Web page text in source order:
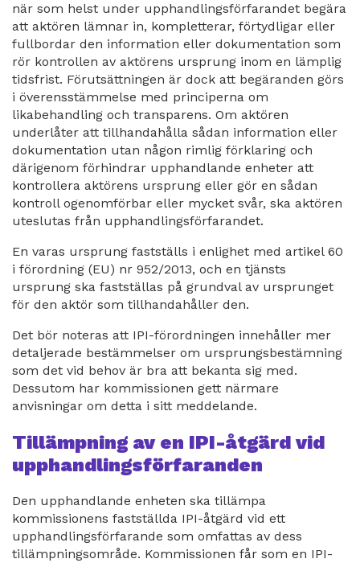
när som helst under upphandlingsförfarandet begära
att aktören lämnar in, kompletterar, förtydligar eller
fullbordar den information eller dokumentation som
rör kontrollen av aktörens ursprung inom en lämplig
tidsfrist. Förutsättningen är dock att begäranden görs
i överensstämmelse med principerna om
likabehandling och transparens. Om aktören
underlåter att tillhandahålla sådan information eller
dokumentation utan någon rimlig förklaring och
därigenom förhindrar upphandlande enheter att
kontrollera aktörens ursprung eller gör en sådan
kontroll ogenomförbar eller mycket svår, ska aktören
uteslutas från upphandlingsförfarandet.
En varas ursprung fastställs i enlighet med artikel 60
i förordning (EU) nr 952/2013, och en tjänsts
ursprung ska fastställas på grundval av ursprunget
för den aktör som tillhandahåller den.
Det bör noteras att IPI-förordningen innehåller mer
detaljerade bestämmelser om ursprungsbestämning
som det vid behov är bra att bekanta sig med.
Dessutom har kommissionen gett närmare
anvisningar om detta i sitt meddelande.
Tillämpning av en IPI-åtgärd vid
upphandlingsförfaranden
Den upphandlande enheten ska tillämpa
kommissionens fastställda IPI-åtgärd vid ett
upphandlingsförfarande som omfattas av dess
tillämpningsområde. Kommissionen får som en IPI-